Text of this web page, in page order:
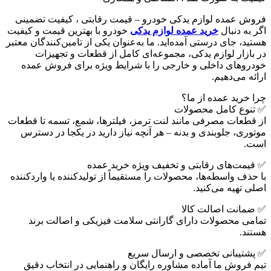
فروش عمده لوازم یدکی خودرو – قیمت رقابتی ، کیفیت تضمینی
اگر به دنبال خرید عمده لوازم یدکی خودرو با بهترین قیمت و کیفیت
هستید، جای درستی آمده‌اید. ما به‌عنوان یکی از تامین‌کنندگان معتبر
در بازار لوازم یدکی، مجموعه‌ای کامل از قطعات و تجهیزات
خودروهای داخلی و خارجی را با شرایط ویژه برای فروش عمده
ارائه می‌دهیم.
چرا خرید عمده از ما؟
✅ تنوع کامل محصولات
از قطعات مصرفی مانند لنت ترمز، فیلترها، شمع، تسمه تا قطعات
موتوری، جلوبندی و بدنه – هر آنچه نیاز دارید در یکجا در دسترس
است.
✅ قیمت‌های رقابتی و تخفیف ویژه خرید عمده
با حذف واسطه‌ها، محصولات را مستقیماً از تولیدکننده یا واردکننده
اصلی تهیه می‌کنید.
✅ ضمانت اصالت کالا
تمامی محصولات دارای گارانتی سلامت فیزیکی و اصالت برند
هستند.
✅ پشتیبانی تخصصی و ارسال سریع
تیم فروش ما آماده مشاوره رایگان و راهنمایی در انتخاب دقیق